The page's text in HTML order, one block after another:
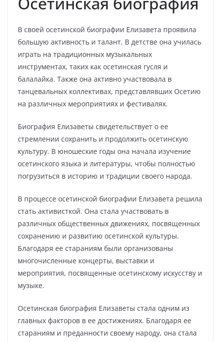
В своей осетинской биографии Елизавета проявила
большую активность и талант. В детстве она училась
играть на традиционных музыкальных
инструментах, таких как осетинская гусля и
балалайка. Также она активно участвовала в
танцевальных коллективах, представлявших Осетию
на различных мероприятиях и фестивалях.
Биография Елизаветы свидетельствует о ее
стремлении сохранить и продолжить осетинскую
культуру. В юношеские годы она начала изучение
осетинского языка и литературы, чтобы полностью
погрузиться в историю и традиции своего народа.
В процессе осетинской биографии Елизавета решила
стать активисткой. Она стала участвовать в
различных общественных движениях, посвященных
сохранению и развитию осетинской культуры.
Благодаря ее стараниям были организованы
многочисленные концерты, выставки и
мероприятия, посвященные осетинскому искусству и
музыке.
Осетинская биография Елизаветы стала одним из
главных факторов в ее достижениях. Благодаря ее
стараниям и преданности своему народу, она стала